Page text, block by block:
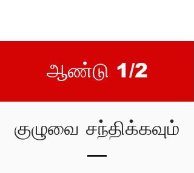
ஆண்டு 1/2
குழுவை சந்திக்கவும்